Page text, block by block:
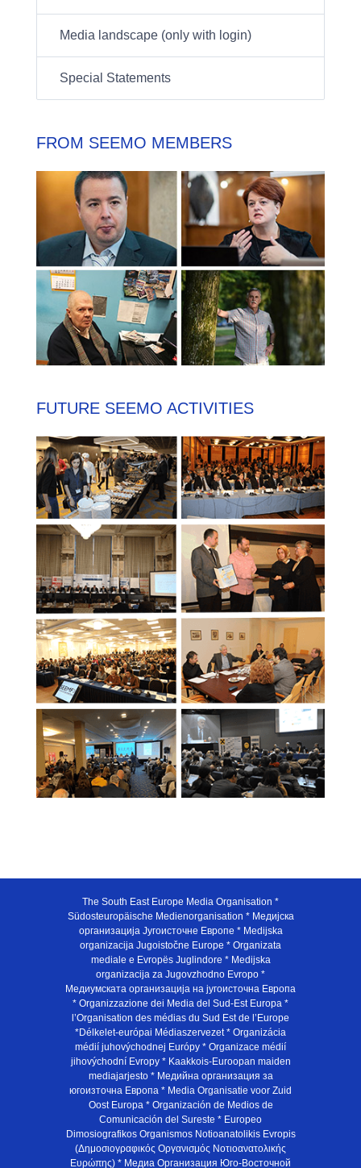
Media landscape (only with login)
Special Statements
FROM SEEMO MEMBERS
FUTURE SEEMO ACTIVITIES
The South East Europe Media Organisation *
Südosteuropäische Medienorganisation * Медијска
организација Југоисточне Европе * Medijska
organizacija Jugoistočne Europe * Organizata
mediale e Evropës Juglindore * Medijska
organizacija za Jugovzhodno Evropo *
Медиумската организација на југоисточна Европа
* Organizzazione dei Media del Sud-Est Europa *
l’Organisation des médias du Sud Est de l’Europe
*Délkelet-európai Médiaszervezet * Organizácia
médií juhovýchodnej Európy * Organizace médií
jihovýchodní Evropy * Kaakkois-Euroopan maiden
mediajarjesto * Медийна организация за
югоизточна Европа * Media Organisatie voor Zuid
Oost Europa * Organización de Medios de
Comunicación del Sureste * Europeo
Dimosiografikos Organismos Notioanatolikis Evropis
(Δημοσιογραφικός Οργανισμός Νοτιοανατολικής
Ευρώπης) * Медиа Организация Юго-Восточной